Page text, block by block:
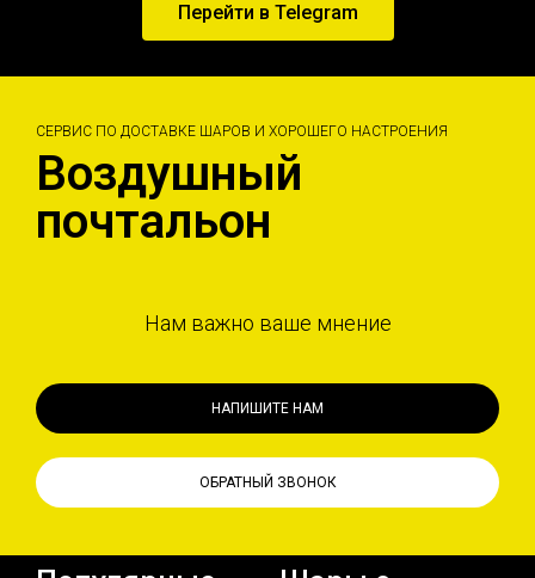
Перейти в Telegram
СЕРВИС ПО ДОСТАВКЕ ШАРОВ И ХОРОШЕГО НАСТРОЕНИЯ
Воздушный
почтальон
Нам важно ваше мнение
НАПИШИТЕ НАМ
ОБРАТНЫЙ ЗВОНОК